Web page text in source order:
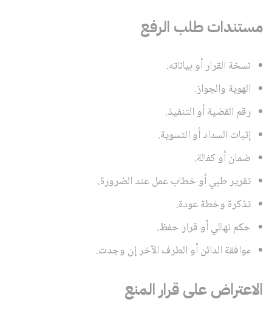
مستندات طلب الرفع
نسخة القرار أو بياناته.
الهوية والجواز.
رقم القضية أو التنفيذ.
إثبات السداد أو التسوية.
ضمان أو كفالة.
تقرير طبي أو خطاب عمل عند الضرورة.
تذكرة وخطة عودة.
حكم نهائي أو قرار حفظ.
موافقة الدائن أو الطرف الآخر إن وجدت.
الاعتراض على قرار المنع